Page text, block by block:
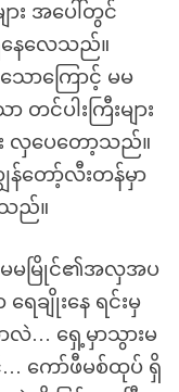
ား အပေါ်တွင်
ေလေသည်။
ာကြောင့် မမ
တင်ပါးကြီးများ
လှပေတော့သည်။
န်တော့်လီးတန်မှာ
သည်။
မမမြိုင်၏အလှအပ
ေချိုးနေ ရင်းမှ
လဲ… ရှေ့မှာသွားမ
… ကော်ဖီမစ်ထုပ် ရှိ